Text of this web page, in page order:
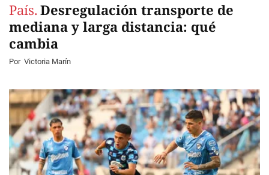
País. Desregulación transporte de
mediana y larga distancia: qué
cambia
Por Victoria Marín